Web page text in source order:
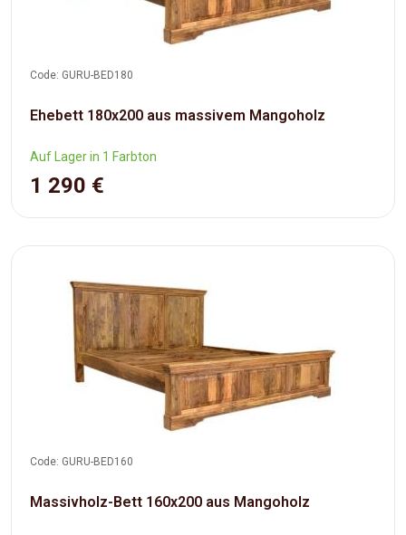
Code: GURU-BED180
Ehebett 180x200 aus massivem Mangoholz
Auf Lager in 1 Farbton
1 290 €
Code: GURU-BED160
Massivholz-Bett 160x200 aus Mangoholz